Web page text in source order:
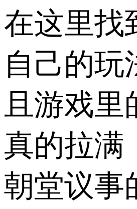
在这里找
自己的玩
且游戏里
真的拉满
朝堂议事